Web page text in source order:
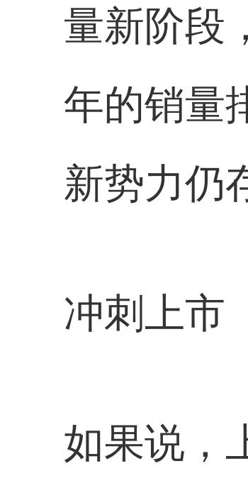
量新阶段
年的销量
新势力仍
冲刺上市
如果说，